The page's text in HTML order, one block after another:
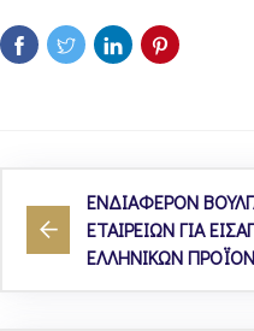
ΕΝΔΙΑΦΕΡΟΝ
ΕΤΑΙΡΕΙΩΝ ΓΙΑ
ΕΛΛΗΝΙΚΩΝ